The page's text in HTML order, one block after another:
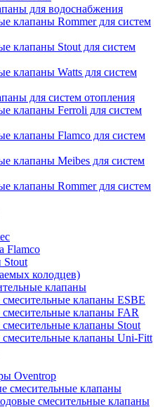
для водоснабжения
клапаны Rommer для систем
клапаны Stout для систем
клапаны Watts для систем
для систем отопления
клапаны Ferroli для систем
клапаны Flamco для систем
клапаны Meibes для систем
клапаны Rommer для систем
Flamco
Stout
колодцев)
клапаны
смесительные клапаны ESBE
смесительные клапаны FAR
смесительные клапаны Stout
смесительные клапаны Uni-Fitt
Oventrop
смесительные клапаны
смесительные клапаны